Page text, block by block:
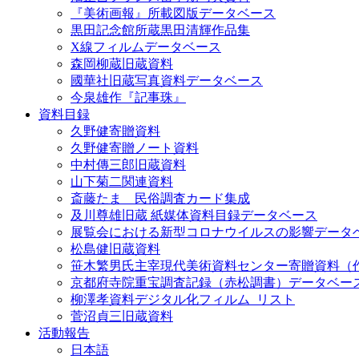
『美術画報』所載図版データベース
黒田記念館所蔵黒田清輝作品集
X線フィルムデータベース
森岡柳蔵旧蔵資料
國華社旧蔵写真資料データベース
今泉雄作『記事珠』
資料目録
久野健寄贈資料
久野健寄贈ノート資料
中村傳三郎旧蔵資料
山下菊二関連資料
斎藤たま 民俗調査カード集成
及川尊雄旧蔵 紙媒体資料目録データベース
展覧会における新型コロナウイルスの影響データ
松島健旧蔵資料
笹木繁男氏主宰現代美術資料センター寄贈資料（
京都府寺院重宝調査記録（赤松調書）データベー
柳澤孝資料デジタル化フィルム_リスト
菅沼貞三旧蔵資料
活動報告
日本語